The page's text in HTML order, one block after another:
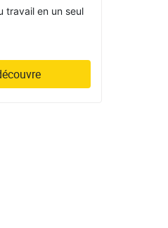
travail en un seul